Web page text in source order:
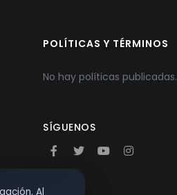
POLÍTICAS Y TÉRMINOS
No hay políticas publicadas.
SÍGUENOS
Al